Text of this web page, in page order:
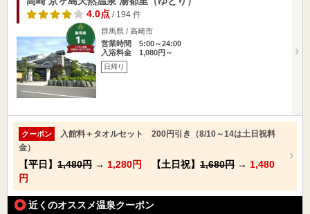
4.0点/ 194 件
群馬県 / 高崎市
営業時間 5:00～24:00
入浴料金 1,080円～
日帰り
クーポン
入館料＋タオルセット 200円引き（8/10～14は土日祝料
金）
【平日】 1,480円 → 1,280円 【土日祝】 1,680円 → 1,480
円
近くのオススメ温泉クーポン